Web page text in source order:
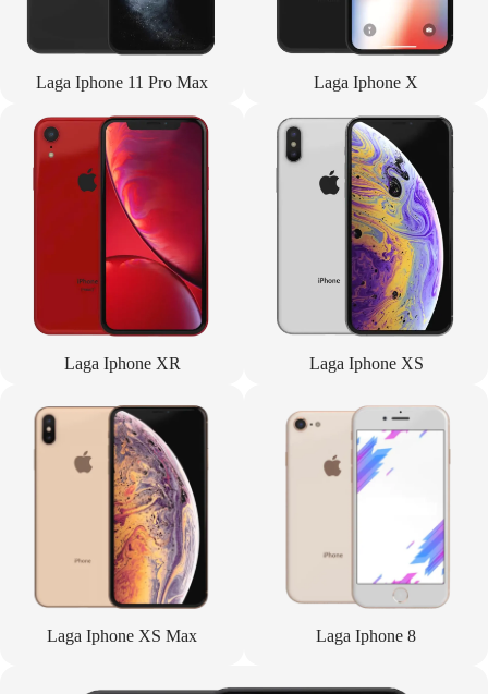
Laga Iphone 11 Pro Max Laga Iphone X
Laga Iphone XR Laga Iphone XS
Laga Iphone XS Max Laga Iphone 8